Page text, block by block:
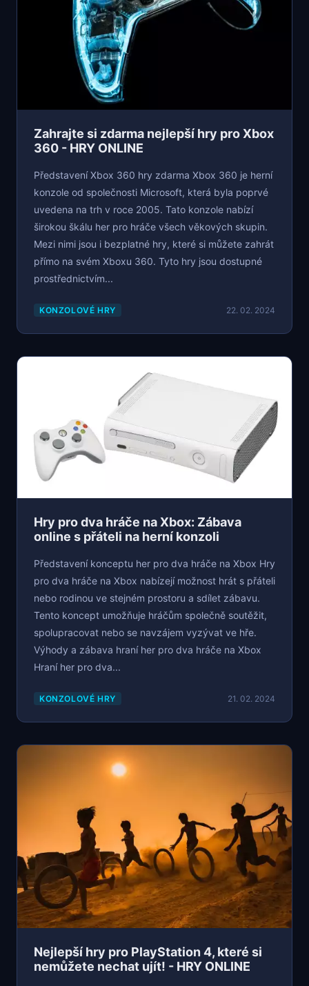
Zahrajte si zdarma nejlepší hry pro Xbox
360 - HRY ONLINE
Představení Xbox 360 hry zdarma Xbox 360 je herní
konzole od společnosti Microsoft, která byla poprvé
uvedena na trh v roce 2005. Tato konzole nabízí
širokou škálu her pro hráče všech věkových skupin.
Mezi nimi jsou i bezplatné hry, které si můžete zahrát
přímo na svém Xboxu 360. Tyto hry jsou dostupné
prostřednictvím...
KONZOLOVÉ HRY 22. 02. 2024
Hry pro dva hráče na Xbox: Zábava
online s přáteli na herní konzoli
Představení konceptu her pro dva hráče na Xbox Hry
pro dva hráče na Xbox nabízejí možnost hrát s přáteli
nebo rodinou ve stejném prostoru a sdílet zábavu.
Tento koncept umožňuje hráčům společně soutěžit,
spolupracovat nebo se navzájem vyzývat ve hře.
Výhody a zábava hraní her pro dva hráče na Xbox
Hraní her pro dva...
KONZOLOVÉ HRY 21. 02. 2024
Nejlepší hry pro PlayStation 4, které si
nemůžete nechat ujít! - HRY ONLINE